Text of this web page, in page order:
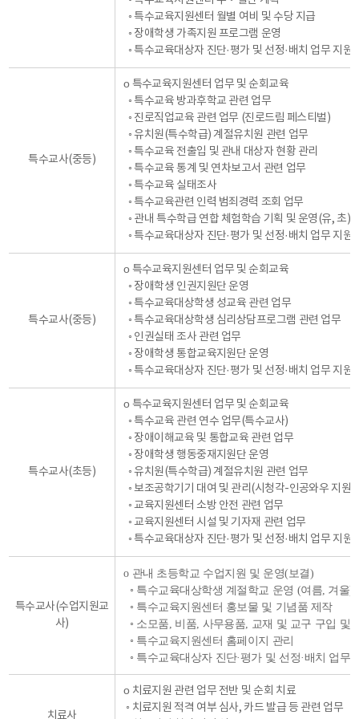
◦ 특수교육지원센터 월별 여비 및 수당 지급
◦ 장애학생 가족지원 프로그램 운영
◦ 특수교육대상자 진단·평가 및 선정·배치 업무 지원
특수교사(중등)
о 특수교육지원센터 업무 및 순회교육
◦ 특수교육 방과후학교 관련 업무
◦ 진로직업교육 관련 업무 (진로드림 페스티벌)
◦ 유치원(특수학급) 계절유치원 관련 업무
◦ 특수교육 전출입 및 관내 대상자 현황 관리
◦ 특수교육 통계 및 연차보고서 관련 업무
◦ 특수교육 실태조사
◦ 특수교육관련 인력 범죄경력 조회 업무
◦ 관내 특수학급 연합 체험학습 기획 및 운영(유, 초)
◦ 특수교육대상자 진단·평가 및 선정·배치 업무 지원
특수교사(중등)
о 특수교육지원센터 업무 및 순회교육
◦ 장애학생 인권지원단 운영
◦ 특수교육대상학생 성교육 관련 업무
◦ 특수교육대상학생 심리상담프로그램 관련 업무
◦ 인권실태 조사 관련 업무
◦ 장애학생 통합교육지원단 운영
◦ 특수교육대상자 진단·평가 및 선정·배치 업무 지원
특수교사(초등)
о 특수교육지원센터 업무 및 순회교육
◦ 특수교육 관련 연수 업무(특수교사)
◦ 장애이해교육 및 통합교육 관련 업무
◦ 장애학생 행동중재지원단 운영
◦ 유치원(특수학급) 계절유치원 관련 업무
◦ 보조공학기기 대여 및 관리(시청각-인공와우 지원)
◦ 교육지원센터 소방 안전 관련 업무
◦ 교육지원센터 시설 및 기자재 관련 업무
◦ 특수교육대상자 진단·평가 및 선정·배치 업무 지원
특수교사(수업지원교
사)
о 관내 초등학교 수업지원 및 운영(보결)
◦ 특수교육대상학생 계절학교 운영 (여름, 겨울)
◦ 특수교육지원센터 홍보물 및 기념품 제작
◦ 소모품, 비품, 사무용품, 교재 및 교구 구입 및
◦ 특수교육지원센터 홈페이지 관리
◦ 특수교육대상자 진단·평가 및 선정·배치 업무
치료사
о 치료지원 관련 업무 전반 및 순회 치료
◦ 치료지원 적격 여부 심사, 카드 발급 등 관련 업무